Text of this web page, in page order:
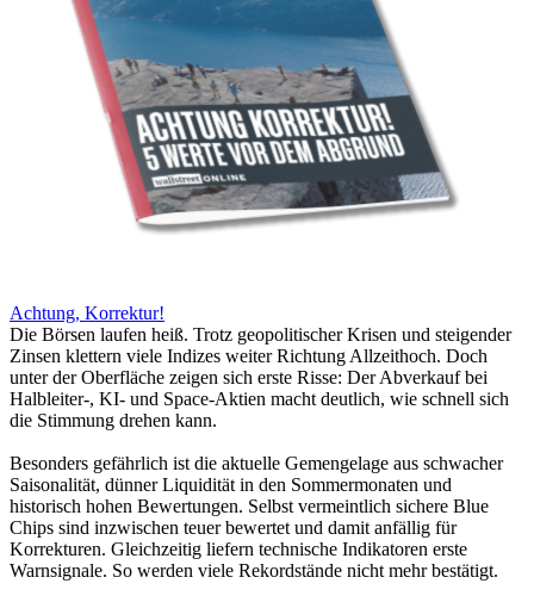
Achtung, Korrektur!
Die Börsen laufen heiß. Trotz geopolitischer Krisen und steigender
Zinsen klettern viele Indizes weiter Richtung Allzeithoch. Doch
unter der Oberfläche zeigen sich erste Risse: Der Abverkauf bei
Halbleiter-, KI- und Space-Aktien macht deutlich, wie schnell sich
die Stimmung drehen kann.
Besonders gefährlich ist die aktuelle Gemengelage aus schwacher
Saisonalität, dünner Liquidität in den Sommermonaten und
historisch hohen Bewertungen. Selbst vermeintlich sichere Blue
Chips sind inzwischen teuer bewertet und damit anfällig für
Korrekturen. Gleichzeitig liefern technische Indikatoren erste
Warnsignale. So werden viele Rekordstände nicht mehr bestätigt.